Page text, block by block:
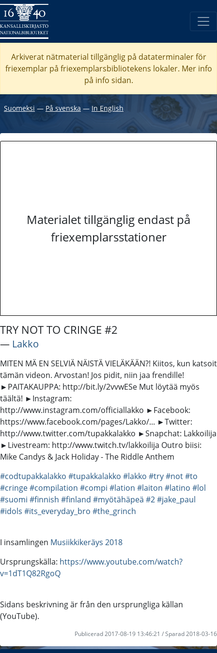
Arkiverat nätmaterial tillgänglig på dataterminaler för
friexemplar på friexemplarsbibliotekens lokaler. Mer info
på info sidan.
Suomeksi ― På svenska ― In English
Materialet tillgänglig endast på
friexemplarsstationer
TRY NOT TO CRINGE #2
― Lakko
MITEN MÄ EN SELVIÄ NÄISTÄ VIELÄKÄÄN?! Kiitos, kun katsoit
tämän videon. Arvostan! Jos pidit, niin jaa frendille!
►PAITAKAUPPA: http://bit.ly/2vvwESe Mut löytää myös
täältä! ►Instagram:
http://www.instagram.com/officiallakko ►Facebook:
https://www.facebook.com/pages/Lakko/... ►Twitter:
http://www.twitter.com/tupakkalakko ►Snapchat: Lakkoilija
►Livestream: http://www.twitch.tv/lakkoilija Outro biisi:
Mike Candys & Jack Holiday - The Riddle Anthem
#codtupakkalakko #tupakkalakko #lakko #try#not#to
#cringe#compilation #compi #lation #laiton #latino #lol
#suomi #finnish #finland #myötähäpeä #2#jake_paul
#idols #its_everyday_bro #the_grinch
I insamlingen Musiikkikeräys 2018
Ursprungskälla: https://www.youtube.com/watch?
v=1dT1Q82RgoQ
Sidans beskrivning är från den ursprungliga källan
(YouTube).
Publicerad 2017-08-19 13:46:21 / Sparad 2018-03-16